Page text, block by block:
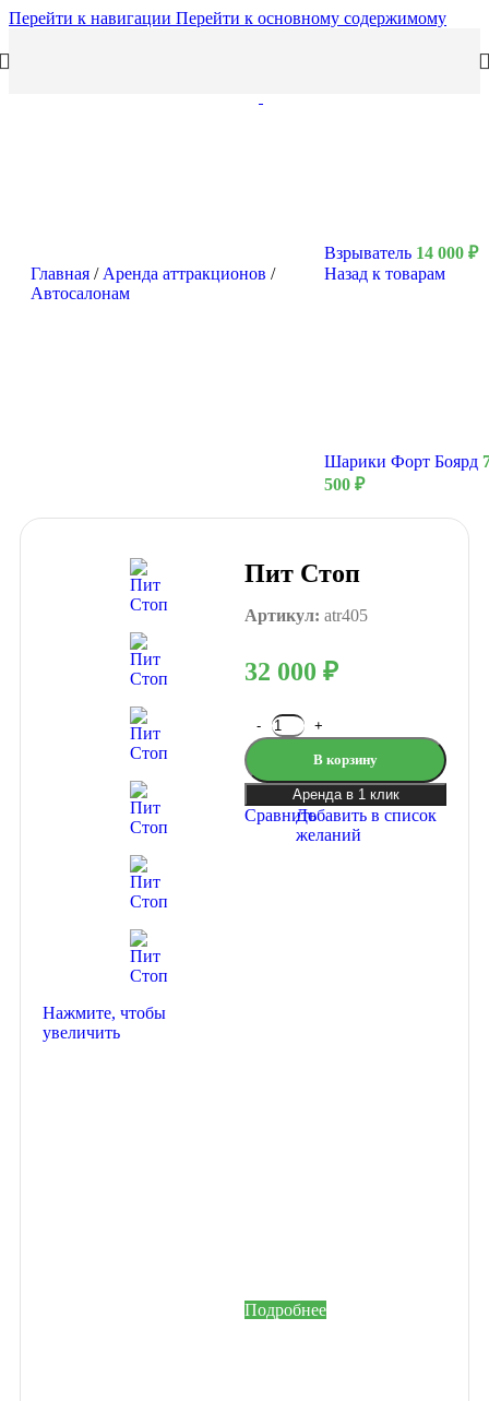
Перейти к навигации Перейти к основному содержимому
Главная / Аренда аттракционов /
Автосалонам
Взрыватель 14 000 ₽
Назад к товарам
Шарики Форт Боярд
500 ₽
Нажмите, чтобы
увеличить
Пит Стоп
Артикул: atr405
32 000 ₽
В корзину
Аренда в 1 клик
СравнитьДобавить в список
желаний
Подробнее